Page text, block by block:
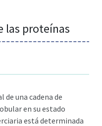
las proteínas
una cadena de
en su estado
está determinada